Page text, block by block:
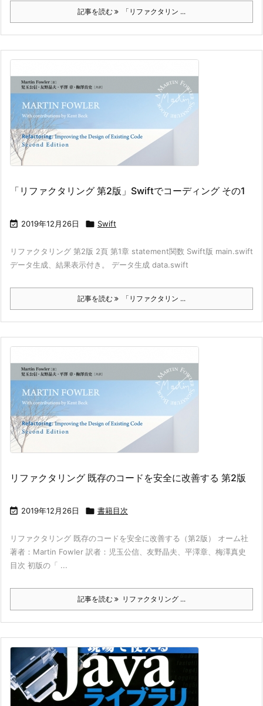
記事を読む 「リファクタリン ...
「リファクタリング 第2版」Swiftでコーディング その1
 2019年12月26日  Swift
リファクタリング 第2版 2頁 第1章 statement関数 Swift版 main.swift
データ生成、結果表示付き。 データ生成 data.swift
記事を読む 「リファクタリン ...
リファクタリング 既存のコードを安全に改善する 第2版
 2019年12月26日  書籍目次
リファクタリング 既存のコードを安全に改善する（第2版） オーム社
著者：Martin Fowler 訳者：児玉公信、友野晶夫、平澤章、梅澤真史
目次 初版の「 ...
記事を読む リファクタリング ...